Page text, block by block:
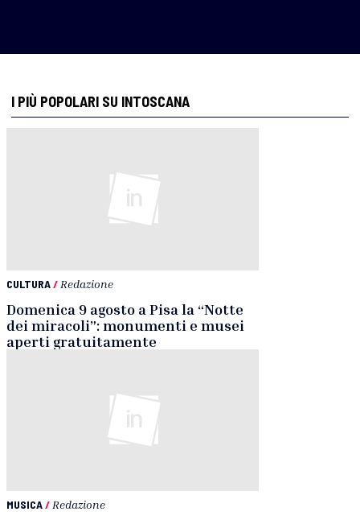
I PIÙ POPOLARI SU INTOSCANA
CULTURA/ Redazione
Domenica 9 agosto a Pisa la “Notte
dei miracoli”: monumenti e musei
aperti gratuitamente
MUSICA/ Redazione